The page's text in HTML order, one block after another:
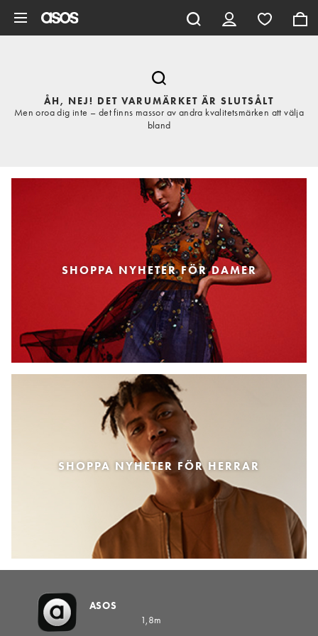
ÅH, NEJ! DET VARUMÄRKET ÄR SLUTSÅLT
Men oroa dig inte – det finns massor av andra kvalitetsmärken att välja
bland
SHOPPA NYHETER FÖR DAMER
SHOPPA NYHETER FÖR HERRAR
ASOS
1,8m